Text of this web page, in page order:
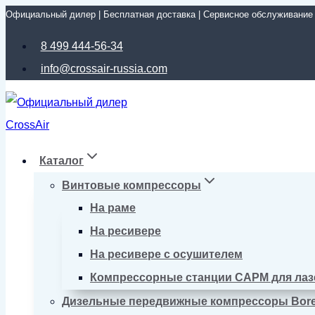
Перейти
Официальный дилер | Бесплатная доставка | Сервисное обслуживание
8 499 444-56-34
info@crossair-russia.com
Каталог
Винтовые компрессоры
На раме
На ресивере
На ресивере с осушителем
Компрессорные станции CAPM для
Дизельные передвижные компрессоры